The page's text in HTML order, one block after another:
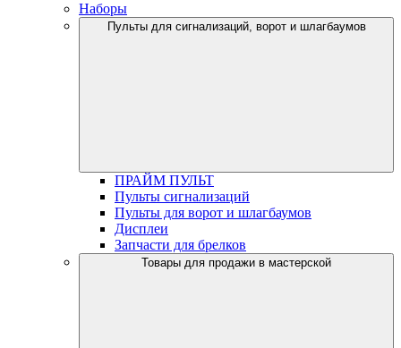
Наборы
Пульты для сигнализаций, ворот и шлагбаумов
ПРАЙМ ПУЛЬТ
Пульты сигнализаций
Пульты для ворот и шлагбаумов
Дисплеи
Запчасти для брелков
Товары для продажи в мастерской